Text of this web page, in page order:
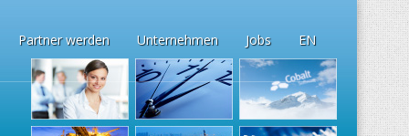
Partner werden Unternehmen Jobs EN